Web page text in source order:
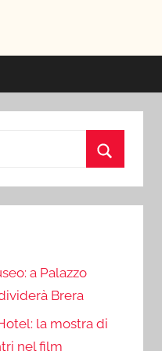
a Palazzo
Brera
la mostra di
nel film